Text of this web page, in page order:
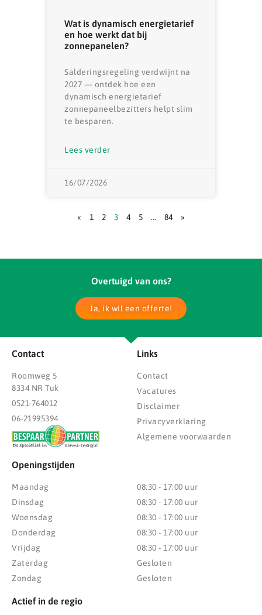
Wat is dynamisch energietarief
en hoe werkt dat bij
zonnepanelen?
Salderingsregeling verdwijnt na
2027 — ontdek hoe een
dynamisch energietarief
zonnepaneelbezitters helpt slim
te besparen.
Lees verder
16/07/2026
« 1 2 3 4 5 … 84 »
Overtuigd van ons?
Ja, ik wil een offerte!
Contact
Roomweg 5
8334 NR Tuk
0521-764012
06-21995394
Links
Contact
Vacatures
Disclaimer
Privacyverklaring
Algemene voorwaarden
Openingstijden
Maandag
Dinsdag
Woensdag
Donderdag
Vrijdag
Zaterdag
Zondag
08:30 - 17:00 uur
08:30 - 17:00 uur
08:30 - 17:00 uur
08:30 - 17:00 uur
08:30 - 17:00 uur
Gesloten
Gesloten
Actief in de regio